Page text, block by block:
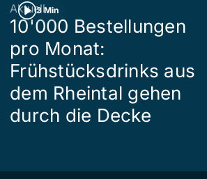
3 Min
Aktuell
10'000 Bestellungen
pro Monat:
Frühstücksdrinks aus
dem Rheintal gehen
durch die Decke